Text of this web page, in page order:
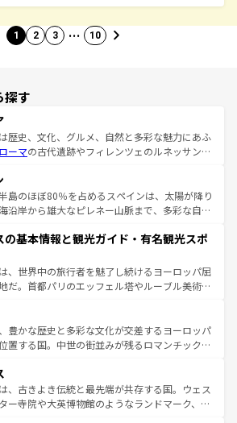
1 2 3 … 10
探す
歴史、文化、グルメ、自然と多彩な魅力にあふ
ローマの古代遺跡やフィレンツェのルネッサンス
カーナの美しい田園風景やアマルフィ海岸の絶
然景観も見逃せない。観光の合間には、本場の
タなど、絶品のイタリア料理を堪能することも
るイタリアで、忘れられない旅をしてみよう！
のイタリア情報は
島のほぼ80％を占めるスペインは、太陽が降り
沿岸から雄大なピレネー山脈まで、多彩な自然
くこの国では、情熱的なフラメンコ、熱気あふ
そして美味しいタパスが生活の一部となってい
ドリードの洗練された雰囲気や、バルセロナの
れた街角から、地方では古代ローマ遺跡や中世
によって風土や気候が異なるスペインはその個
性で訪れる人を魅了する。 なお、新着のスペイン情報は コ
覧を参照してほしい。
の基本情報と観光ガイド・有名観光スポ
、世界中の旅行者を魅了し続けるヨーロッパ屈
だ。首都パリのエッフェル塔やルーブル美術館
魅力が詰まっている。華麗な宮殿、歴史的な大
いビーチ、そして豊かな自然が、訪れる者を心
る。また、フランスは美食の国としても知ら
ンパンの発祥地であるランス、プロヴァンスの
ベンダー畑など、多彩な楽しみ方が可能だ。さ
以外の地域にも魅力が溢れており、どの街角に
豊かな歴史と多彩な文化が交差するヨーロッパ
置する国。中世の街並みが残るロマンチック街
の国は、どこを歩いても飽きることがない。ベ
化的活気、バイエルン州のアルプスの絶景、そ
川沿いのワイン畑といった風景は必見。ビール
、古きよき伝統と最先端が共存する国。ウェス
ー寺院や大英博物館のようなランドマーク、歴